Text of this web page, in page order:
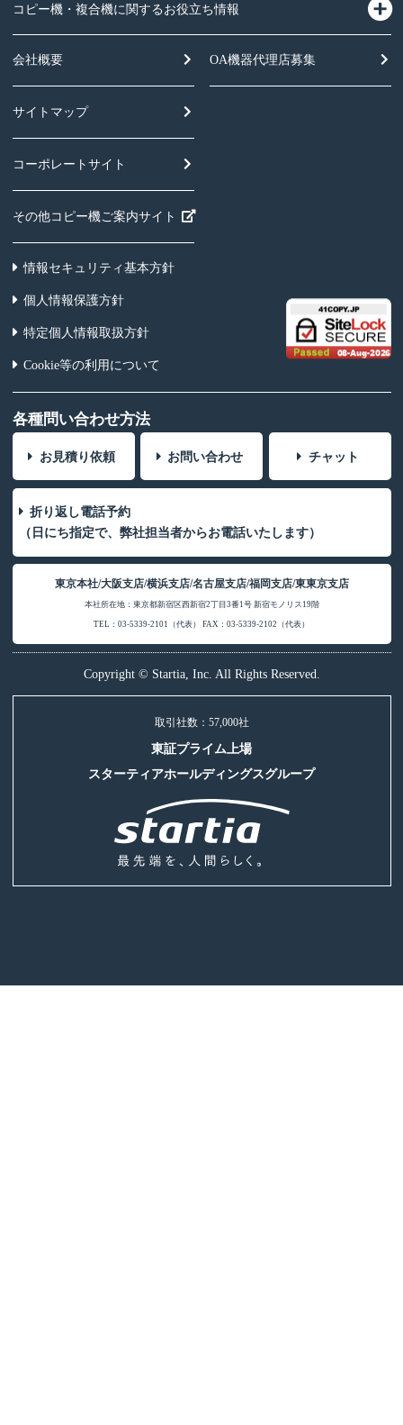
コピー機・複合機に関するお役立ち情報
会社概要
サイトマップ
コーポレートサイト
その他コピー機ご案内サイト
OA機器代理店募集
情報セキュリティ基本方針
個人情報保護方針
特定個人情報取扱方針
Cookie等の利用について
各種問い合わせ方法
お見積り依頼 お問い合わせ チャット
折り返し電話予約
（日にち指定で、弊社担当者からお電話いたします）
東京本社/大阪支店/横浜支店/名古屋支店/福岡支店/東東京支店
本社所在地：東京都新宿区西新宿2丁目3番1号 新宿モノリス19階
TEL：03-5339-2101（代表） FAX：03-5339-2102（代表）
Copyright © Startia, Inc. All Rights Reserved.
取引社数：57,000社
東証プライム上場
スターティアホールディングスグループ